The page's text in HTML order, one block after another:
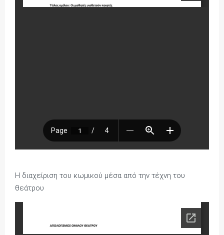
Η διαχείριση του κωμικού μέσα από την τέχνη του
θεάτρου